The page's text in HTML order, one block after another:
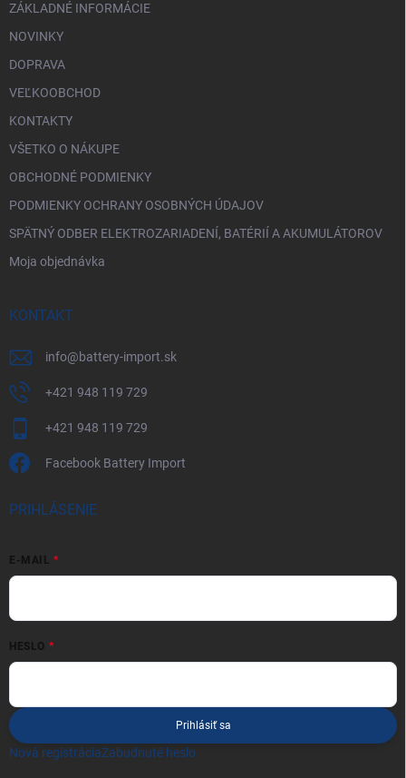
ZÁKLADNÉ INFORMÁCIE
NOVINKY
DOPRAVA
VEĽKOOBCHOD
KONTAKTY
VŠETKO O NÁKUPE
OBCHODNÉ PODMIENKY
PODMIENKY OCHRANY OSOBNÝCH ÚDAJOV
SPÄTNÝ ODBER ELEKTROZARIADENÍ, BATÉRIÍ A AKUMULÁTOROV
Moja objednávka
KONTAKT
info@battery-import.sk
+421 948 119 729
+421 948 119 729
Facebook Battery Import
PRIHLÁSENIE
E-MAIL
HESLO
Prihlásiť sa
Nová registráciaZabudnuté heslo